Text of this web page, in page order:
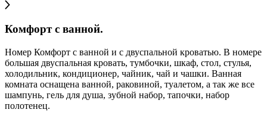
Комфорт с ванной.
Номер Комфорт с ванной и с двуспальной кроватью. В номере
большая двуспальная кровать, тумбочки, шкаф, стол, стулья,
холодильник, кондиционер, чайник, чай и чашки. Ванная
комната оснащена ванной, раковиной, туалетом, а так же все
шампунь, гель для душа, зубной набор, тапочки, набор
полотенец.